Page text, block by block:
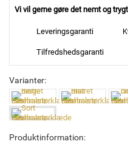
Vi vil gerne gøre det nemt og
Leveringsgaranti
Tilfredshedsgaranti
Varianter:
Produktinformation: